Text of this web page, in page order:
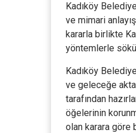
Kadıköy
ve mimari
kararla birlikte
yöntemlerle
Kadıköy
ve geleceğe
tarafından
öğelerinin
olan karara göre